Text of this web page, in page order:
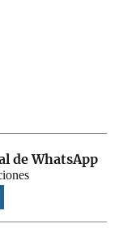
de WhatsApp